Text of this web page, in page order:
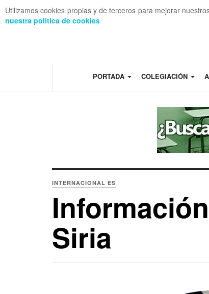
Utilizamos cookies propias y de terceros para mejorar
nuestra política de cookies
PORTADA COLEGIACIÓN
INTERNACIONAL ES
Siria